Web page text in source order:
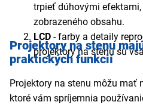
trpieť dúhovými
zobrazeného obsahu.
LCD - farby a detaily
projektory na stenu sú
Projektory na stenu
praktických funkcií
Projektory na stenu môžu mať
ktoré vám spríjemnia